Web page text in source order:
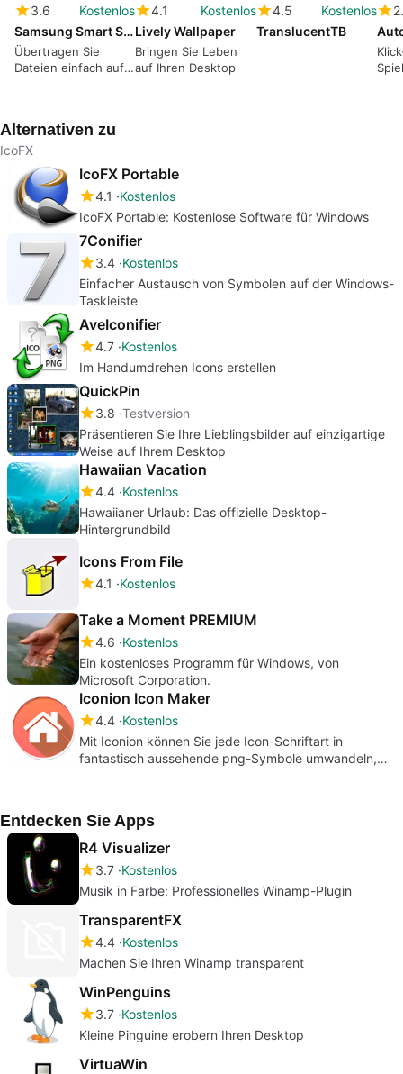
3.6
Kostenlos
Samsung Smart Switch
Übertragen Sie
Dateien einfach auf
4.1
Kostenlos
Lively Wallpaper
Bringen Sie Leben
auf Ihren Desktop
4.5
Kostenlos
TranslucentTB
Alternativen zu
IcoFX
IcoFX Portable
4.1
Kostenlos
IcoFX Portable: Kostenlose Software für Windows
7Conifier
3.4 Kostenlos
Einfacher Austausch von Symbolen auf der Windows-
Taskleiste
AveIconifier
4.7 Kostenlos
Im Handumdrehen Icons erstellen
QuickPin
3.8 Testversion
Präsentieren Sie Ihre Lieblingsbilder auf einzigartige
Weise auf Ihrem Desktop
Hawaiian Vacation
4.4 Kostenlos
Hawaiianer Urlaub: Das offizielle Desktop-
Hintergrundbild
Icons From File
4.1 Kostenlos
Take a Moment PREMIUM
4.6 Kostenlos
Ein kostenloses Programm für Windows, von
Microsoft Corporation.
Iconion Icon Maker
4.4 Kostenlos
Mit Iconion können Sie jede Icon-Schriftart in
fantastisch aussehende png-Symbole umwandeln,
Entdecken Sie Apps
R4 Visualizer
3.7 Kostenlos
Musik in Farbe: Professionelles Winamp-Plugin
TransparentFX
4.4 Kostenlos
Machen Sie Ihren Winamp transparent
WinPenguins
3.7 Kostenlos
Kleine Pinguine erobern Ihren Desktop
VirtuaWin